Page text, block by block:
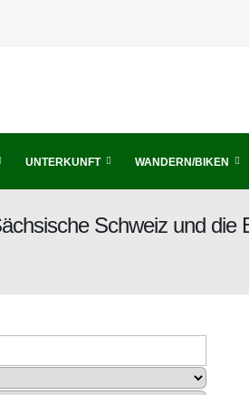
UNTERKUNFT WANDERN/BIKEN
Schweiz und die